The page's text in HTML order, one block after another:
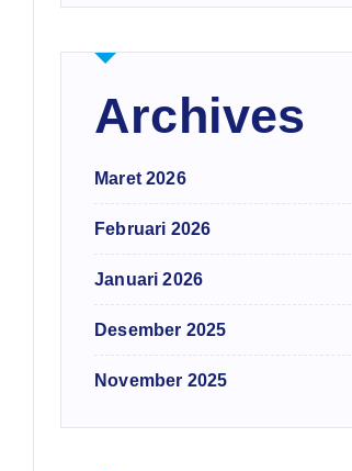
Archives
Maret 2026
Februari 2026
Januari 2026
Desember 2025
November 2025